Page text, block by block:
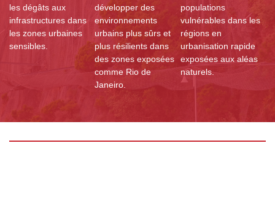
les dégâts aux
infrastructures dans
les zones urbaines
sensibles.
développer des
environnements
urbains plus sûrs et
plus résilients dans
des zones exposées
comme Rio de
Janeiro.
populations
vulnérables dans les
régions en
urbanisation rapide
exposées aux aléas
naturels.